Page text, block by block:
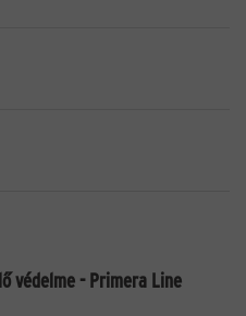
védelme - Primera Line